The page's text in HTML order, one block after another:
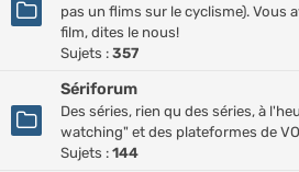
pas un flims sur le cyclisme). Vous
film, dites le nous!
Sujets : 357
Sériforum
Des séries, rien qu des séries, à
watching" et des plateformes de
Sujets : 144